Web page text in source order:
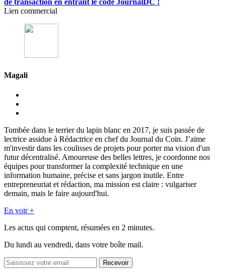
de transaction en entrant le code JournalDC !
Lien commercial
Magali
Tombée dans le terrier du lapin blanc en 2017, je suis passée de
lectrice assidue à Rédactrice en chef du Journal du Coin. J’aime
m'investir dans les coulisses de projets pour porter ma vision d'un
futur décentralisé. Amoureuse des belles lettres, je coordonne nos
équipes pour transformer la complexité technique en une
information humaine, précise et sans jargon inutile. Entre
entrepreneuriat et rédaction, ma mission est claire : vulgariser
demain, mais le faire aujourd'hui.
En voir +
Les actus qui comptent, résumées en 2 minutes.
Du lundi au vendredi, dans votre boîte mail.
Recevoir